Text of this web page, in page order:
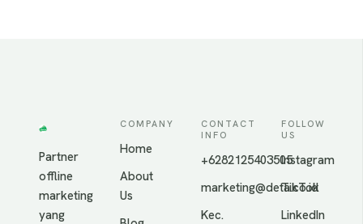
Partner
offline
marketing
yang
COMPANY
Home
About
Us
CONTACT
INFO
+6282125403505
marketing@deta.co.id
Kec.
FOLLOW
US
Instagram
TikTok
LinkedIn